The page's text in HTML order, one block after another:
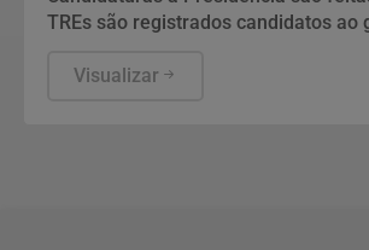
TREs são registrados candidatos ao
assembleias estaduais e distrital.
Visualizar